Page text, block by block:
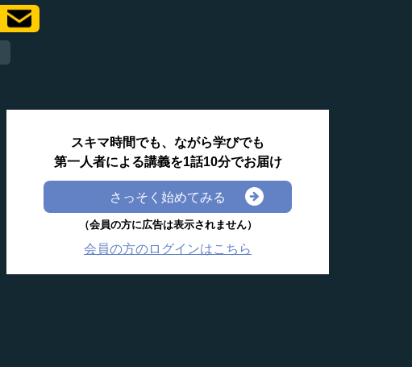
スキマ時間でも、ながら学びでも
第一人者による講義を1話10分でお届け
さっそく始めてみる
（会員の方に広告は表示されません）
会員の方のログインはこちら